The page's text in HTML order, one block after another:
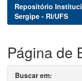
Repositório
Sergipe - RI/UFS
Página de
Buscar em: